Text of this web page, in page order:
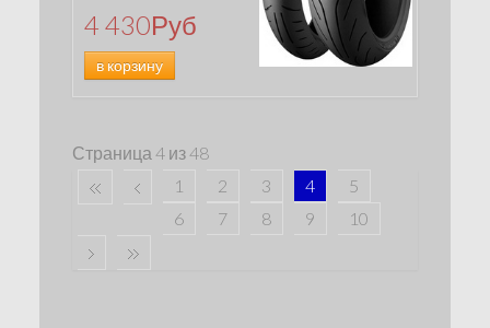
4 430Руб
в корзину
Страница 4 из 48
1
2 3 4
5
6
7 8 9 10